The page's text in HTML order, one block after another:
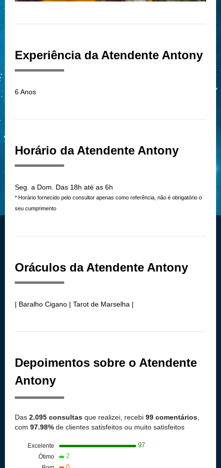
Experiência da Atendente Antony
6 Anos
Horário da Atendente Antony
Seg. a Dom. Das 18h até as 6h
* Horário fornecido pelo consultor apenas como referência, não é obrigatório o
seu cumprimento
Oráculos da Atendente Antony
| Baralho Cigano | Tarot de Marselha |
Depoimentos sobre o Atendente
Antony
Das 2.095 consultas que realizei, recebi 99 comentários
com 97.98% de clientes satisfeitos ou muito satisfeitos
Excelente 97
Ótimo 2